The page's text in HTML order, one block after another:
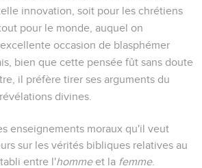
innovation, soit pour les chrétiens
pour le monde, auquel on
occasion de blasphémer
bien que cette pensée fût sans doute
il préfère tirer ses arguments du
divines.
enseignements moraux qu'il veut
sur les vérités bibliques relatives au
entre l'hommeet la femme.